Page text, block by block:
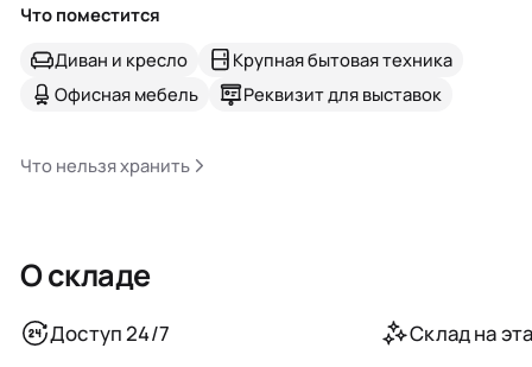
Что поместится
Диван и кресло
Крупная бытовая техника
Офисная мебель
Реквизит для выставок
Что нельзя хранить
О складе
Доступ 24/7
Склад на